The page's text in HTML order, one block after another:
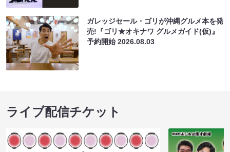
ガレッジセール・ゴリが沖縄グルメ本を発
売!『ゴリ★オキナワ グルメガイド(仮)』
予約開始2026.08.03
ライブ配信チケット